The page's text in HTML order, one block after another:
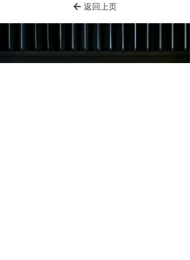
녔 返回上页